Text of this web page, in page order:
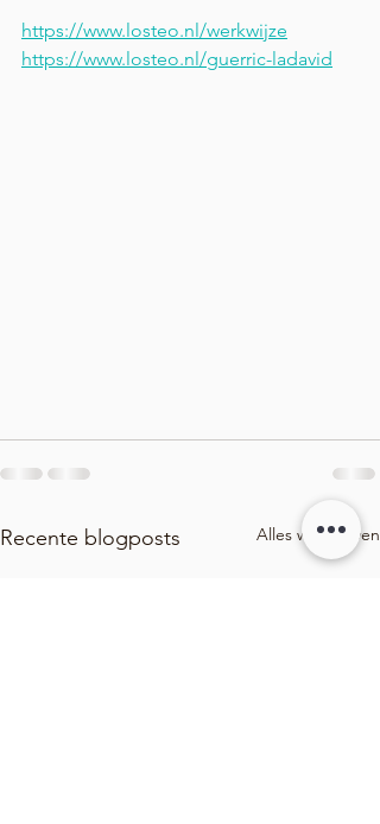
https://www.losteo.nl/werkwijze
https://www.losteo.nl/guerric-ladavid
Recente blogposts Alles weergeven